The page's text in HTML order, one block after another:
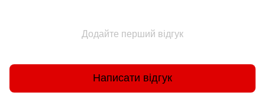
Додайте перший відгук
Написати відгук